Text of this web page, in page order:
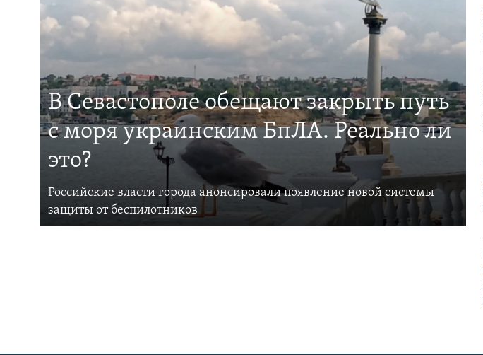
В Севастополе обещают закрыть путь
с моря украинским БпЛА. Реально ли
это?
Российские власти города анонсировали появление новой системы
защиты от беспилотников